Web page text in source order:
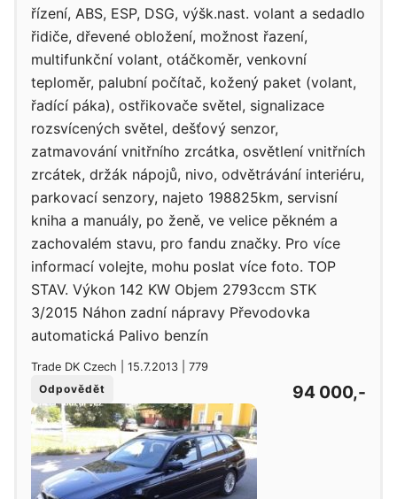
řízení, ABS, ESP, DSG, výšk.nast. volant a sedadlo
řidiče, dřevené obložení, možnost řazení,
multifunkční volant, otáčkoměr, venkovní
teploměr, palubní počítač, kožený paket (volant,
řadící páka), ostřikovače světel, signalizace
rozsvícených světel, dešťový senzor,
zatmavování vnitřního zrcátka, osvětlení vnitřních
zrcátek, držák nápojů, nivo, odvětrávání interiéru,
parkovací senzory, najeto 198825km, servisní
kniha a manuály, po ženě, ve velice pěkném a
zachovalém stavu, pro fandu značky. Pro více
informací volejte, mohu poslat více foto. TOP
STAV. Výkon 142 KW Objem 2793ccm STK
3/2015 Náhon zadní nápravy Převodovka
automatická Palivo benzín
Trade DK Czech | 15.7.2013 | 779
Odpovědět
94 000,-